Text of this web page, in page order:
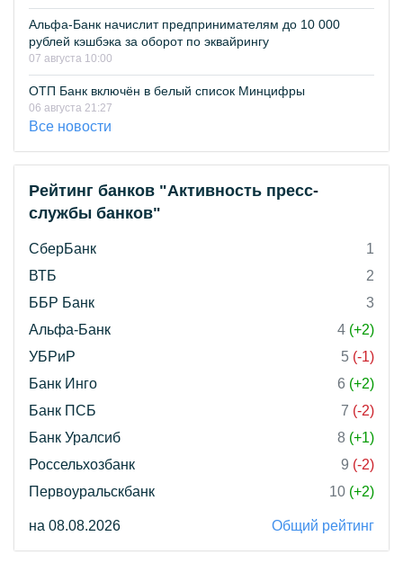
Альфа-Банк начислит предпринимателям до 10 000
рублей кэшбэка за оборот по эквайрингу
07 августа 10:00
ОТП Банк включён в белый список Минцифры
06 августа 21:27
Все новости
Рейтинг банков "Активность пресс-
службы банков"
СберБанк
1
ВТБ
2
ББР Банк
3
Альфа-Банк
4 (+2)
УБРиР
5 (-1)
Банк Инго
6 (+2)
Банк ПСБ
7 (-2)
Банк Уралсиб
8 (+1)
Россельхозбанк
9 (-2)
Первоуральскбанк
10 (+2)
на 08.08.2026 Общий рейтинг